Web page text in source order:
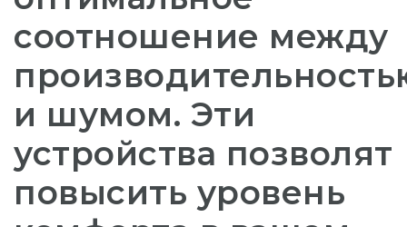
соотношение между
и шумом. Эти
устройства позволят
повысить уровень